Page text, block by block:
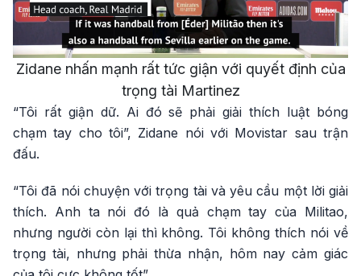
Video
Zidane nhấn mạnh rất tức giận với quyết định của
trọng tài Martinez
“Tôi rất giận dữ. Ai đó sẽ phải giải thích luật bóng
chạm tay cho tôi”, Zidane nói với Movistar sau trận
đấu.
“Tôi đã nói chuyện với trọng tài và yêu cầu một lời giải
thích. Anh ta nói đó là quả chạm tay của Militao,
nhưng người còn lại thì không. Tôi không thích nói về
trọng tài, nhưng phải thừa nhận, hôm nay cảm giác